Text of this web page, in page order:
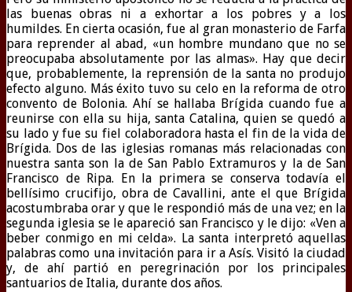
las buenas obras ni a exhortar a los pobres y a los
humildes. En cierta ocasión, fue al gran monasterio de Farfa
para reprender al abad, «un hombre mundano que no se
preocupaba absolutamente por las almas». Hay que decir
que, probablemente, la reprensión de la santa no produjo
efecto alguno. Más éxito tuvo su celo en la reforma de otro
convento de Bolonia. Ahí se hallaba Brígida cuando fue a
reunirse con ella su hija, santa Catalina, quien se quedó a
su lado y fue su fiel colaboradora hasta el fin de la vida de
Brígida. Dos de las iglesias romanas más relacionadas con
nuestra santa son la de San Pablo Extramuros y la de San
Francisco de Ripa. En la primera se conserva todavía el
bellísimo crucifijo, obra de Cavallini, ante el que Brígida
acostumbraba orar y que le respondió más de una vez; en la
segunda iglesia se le apareció san Francisco y le dijo: «Ven a
beber conmigo en mi celda». La santa interpretó aquellas
palabras como una invitación para ir a Asís. Visitó la ciudad
y, de ahí partió en peregrinación por los principales
santuarios de Italia, durante dos años.